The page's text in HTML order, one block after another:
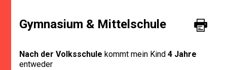
Gymnasium & Mittelschule
Nach der Volksschule kommt mein Kind4 Jahre
entweder